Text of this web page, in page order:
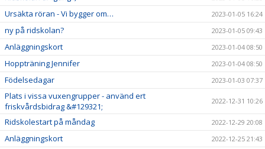
Ursäkta röran - Vi bygger om… 2023-01-05 16:24
ny på ridskolan? 2023-01-05 09:43
Anläggningskort 2023-01-04 08:50
Hoppträning Jennifer 2023-01-04 08:50
Födelsedagar 2023-01-03 07:37
Plats i vissa vuxengrupper - använd ert
friskvårdsbidrag &#129321;
2022-12-31 10:26
Ridskolestart på måndag 2022-12-29 20:08
Anläggningskort 2022-12-25 21:43